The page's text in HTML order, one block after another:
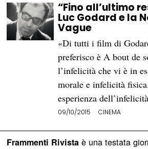
“Fino all’ultimo
Luc Godard e la
Vague
«Di tutti i film di
preferisco è A bout de
l’infelicità che vi è in
morale e infelicità
esperienza
09/10/2015 CINEMA
Frammenti Rivistaè una testata